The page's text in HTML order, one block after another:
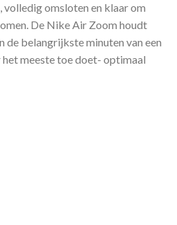
omsloten en klaar om
De Nike Air Zoom houdt
de belangrijkste minuten van een
meeste toe doet- optimaal